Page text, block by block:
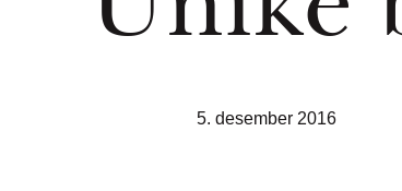
5. desember 2016